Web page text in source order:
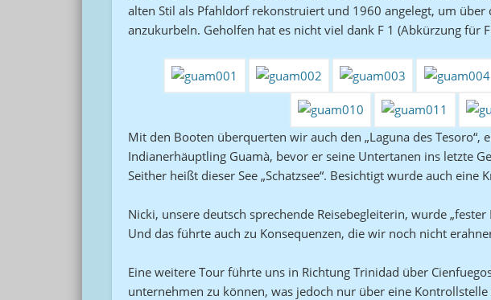
alten Stil als Pfahldorf rekonstruiert und 1960 angelegt, um
anzukurbeln. Geholfen hat es nicht viel dank F 1 (Abkürzung für
Mit den Booten überquerten wir auch den „Laguna des Tesoro“,
Indianerhäuptling Guamà, bevor er seine Untertanen ins letzte
Seither heißt dieser See „Schatzsee“. Besichtigt wurde auch
Nicki, unsere deutsch sprechende Reisebegleiterin, wurde
Und das führte auch zu Konsequenzen, die wir noch nicht
Eine weitere Tour führte uns in Richtung Trinidad über
unternehmen zu können, was jedoch nur über eine